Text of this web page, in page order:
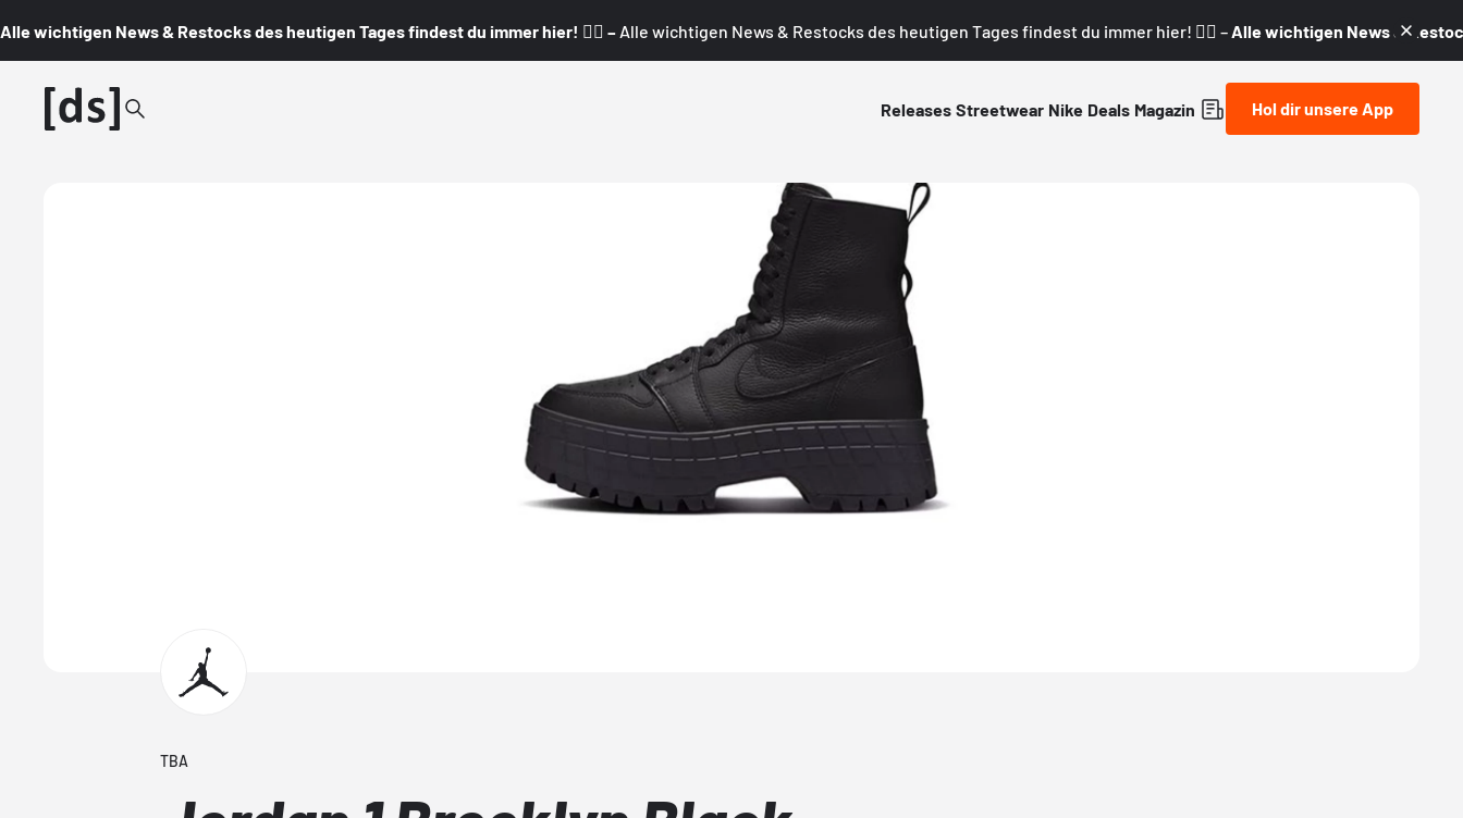
Alle wichtigen News & Restocks des heutigen Tages findest du immer hier! 👇🏼 – Alle wichtigen News & Restocks des heutigen Tages findest du immer hier! 👇🏼 – Alle wichtigen News &
Releases Streetwear Nike Deals Magazin Hol dir unsere App
TBA